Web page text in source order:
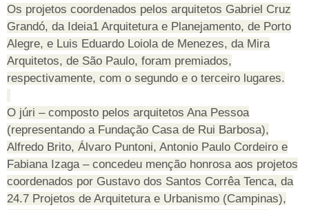
Os projetos coordenados pelos arquitetos Gabriel Cruz
Grandó, da Ideia1 Arquitetura e Planejamento, de Porto
Alegre, e Luis Eduardo Loiola de Menezes, da Mira
Arquitetos, de São Paulo, foram premiados,
respectivamente, com o segundo e o terceiro lugares.
O júri – composto pelos arquitetos Ana Pessoa
(representando a Fundação Casa de Rui Barbosa),
Alfredo Brito, Álvaro Puntoni, Antonio Paulo Cordeiro e
Fabiana Izaga – concedeu menção honrosa aos projetos
coordenados por Gustavo dos Santos Corrêa Tenca, da
24.7 Projetos de Arquitetura e Urbanismo (Campinas),